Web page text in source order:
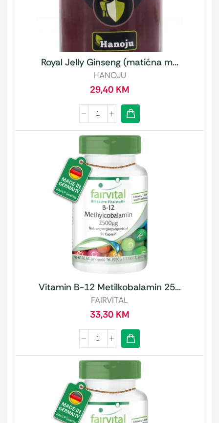
Royal Jelly Ginseng (matićna m...
HANOJU
29,40 KM
Vitamin B-12 Metilkobalamin 25...
FAIRVITAL
33,30 KM